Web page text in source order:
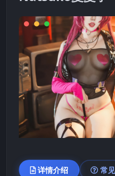
详情介绍 常